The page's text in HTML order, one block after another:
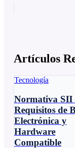
Artículos
Tecnología
Normativa SII
Requisitos de
Electrónica y
Hardware
Compatible